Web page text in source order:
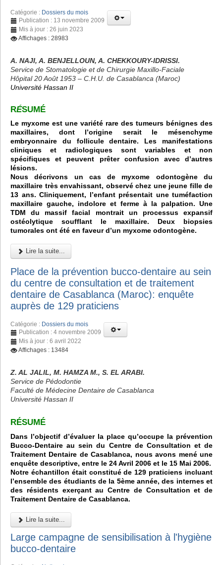
Catégorie : Dossiers du mois
Publication : 13 novembre 2009
Mis à jour : 26 juin 2023
Affichages : 28983
A. NAJI, A. BENJELLOUN, A. CHEKKOURY-IDRISSI.
Service de Stomatologie et de Chirurgie Maxillo-Faciale
Hôpital 20 Août 1953 – C.H.U. de Casablanca (Maroc)
Université Hassan II
RÉSUMÉ
Le myxome est une variété rare des tumeurs bénignes des
maxillaires, dont l’origine serait le mésenchyme
embryonnaire du follicule dentaire. Les manifestations
cliniques et radiologiques sont variables et non
spécifiques et peuvent prêter confusion avec d’autres
lésions.
Nous décrivons un cas de myxome odontogène du
maxillaire très envahissant, observé chez une jeune fille de
13 ans. Cliniquement, l’enfant présentait une tuméfaction
maxillaire gauche, indolore et ferme à la palpation. Une
TDM du massif facial montrait un processus expansif
ostéolytique soufflant le maxillaire. Deux biopsies
tumorales ont été en faveur d’un myxome odontogène.
Lire la suite...
Place de la prévention bucco-dentaire au sein
du centre de consultation et de traitement
dentaire de Casablanca (Maroc): enquête
auprès de 129 praticiens
Catégorie : Dossiers du mois
Publication : 4 novembre 2009
Mis à jour : 6 avril 2022
Affichages : 13484
Z. AL JALIL, M. HAMZA M., S. EL ARABI.
Service de Pédodontie
Faculté de Médecine Dentaire de Casablanca
Université Hassan II
RÉSUMÉ
Dans l’objectif d’évaluer la place qu’occupe la prévention
Bucco-Dentaire au sein du Centre de Consultation et de
Traitement Dentaire de Casablanca, nous avons mené une
enquête descriptive, entre le 24 Avril 2006 et le 15 Mai 2006.
Notre échantillon était constitué de 129 praticiens incluant
l’ensemble des étudiants de la 5ème année, des internes et
des résidents exerçant au Centre de Consultation et de
Traitement Dentaire de Casablanca.
Lire la suite...
Large campagne de sensibilisation à l'hygiène
bucco-dentaire